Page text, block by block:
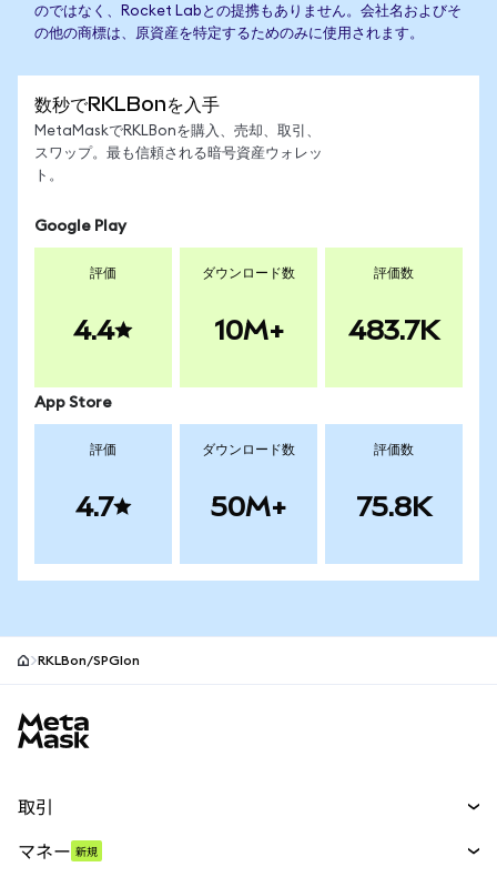
のではなく、Rocket Labとの提携もありません。会社名およびそ
の他の商標は、原資産を特定するためのみに使用されます。
数秒でRKLBonを入手
MetaMaskでRKLBonを購入、売却、取引、
スワップ。最も信頼される暗号資産ウォレッ
ト。
Google Play
評価
4.4
ダウンロード数
10M+
評価数
483.7K
App Store
評価
4.7
ダウンロード数
50M+
評価数
75.8K
RKLBon/SPGIon
取引
マネー 新規